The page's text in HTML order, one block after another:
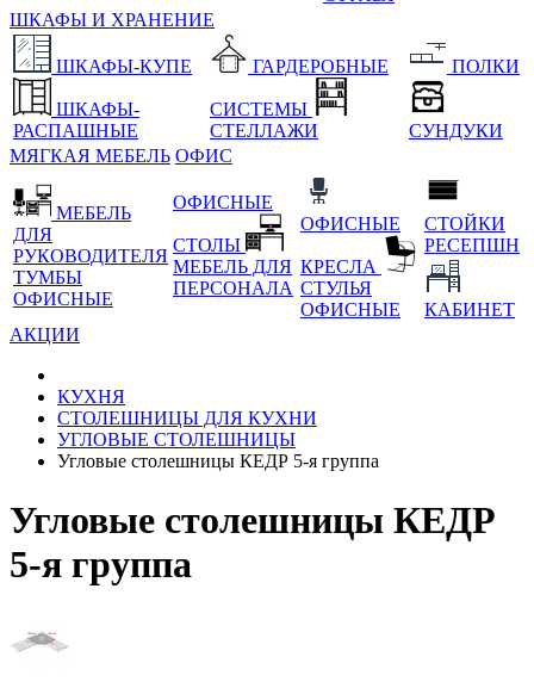
ШКАФЫ И ХРАНЕНИЕ
ШКАФЫ-КУПЕ
ШКАФЫ-
РАСПАШНЫЕ
ГАРДЕРОБНЫЕ
СИСТЕМЫ
СТЕЛЛАЖИ
ПОЛКИ
СУНДУКИ
МЯГКАЯ МЕБЕЛЬ ОФИС
МЕБЕЛЬ
ДЛЯ
РУКОВОДИТЕЛЯ
ТУМБЫ
ОФИСНЫЕ
ОФИСНЫЕ
СТОЛЫ
МЕБЕЛЬ ДЛЯ
ПЕРСОНАЛА
ОФИСНЫЕ
КРЕСЛА
СТУЛЬЯ
ОФИСНЫЕ
СТОЙКИ
РЕСЕПШН
КАБИНЕТ
АКЦИИ
КУХНЯ
СТОЛЕШНИЦЫ ДЛЯ КУХНИ
УГЛОВЫЕ СТОЛЕШНИЦЫ
Угловые столешницы КЕДР 5-я группа
Угловые столешницы КЕДР
5-я группа